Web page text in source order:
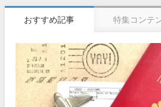
おすすめ記事 特集コンテ